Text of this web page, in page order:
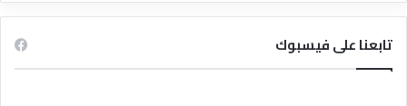
تابعنا على فيسبوك